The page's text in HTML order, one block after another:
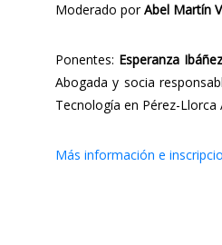
Moderado porAbel Martín
Ponentes: Esperanza
Abogada y socia
Tecnología en Pérez-Llorca
Más información e